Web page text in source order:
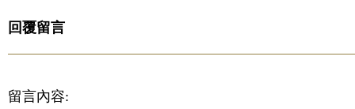
回覆留言
留言內容: